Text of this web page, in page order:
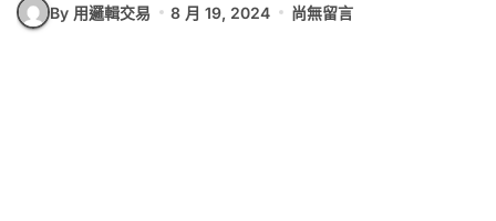
By 用邏輯交易 8 月 19, 2024 尚無留言